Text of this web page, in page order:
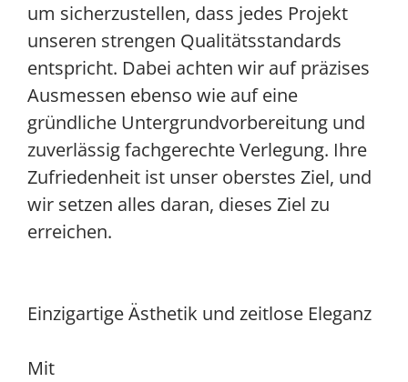
um sicherzustellen, dass jedes Projekt
unseren strengen Qualitätsstandards
entspricht. Dabei achten wir auf präzises
Ausmessen ebenso wie auf eine
gründliche Untergrundvorbereitung und
zuverlässig fachgerechte Verlegung. Ihre
Zufriedenheit ist unser oberstes Ziel, und
wir setzen alles daran, dieses Ziel zu
erreichen.
Einzigartige Ästhetik und zeitlose Eleganz
Mit